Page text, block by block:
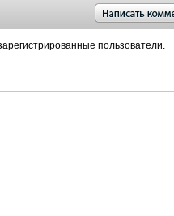
пользователи.